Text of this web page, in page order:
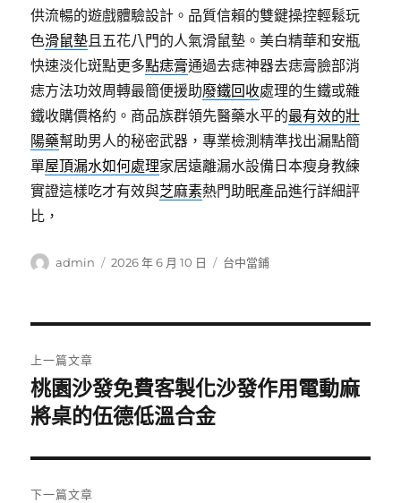
供流暢的遊戲體驗設計。品質信賴的雙鍵操控輕鬆玩
色滑鼠墊且五花八門的人氣滑鼠墊。美白精華和安瓶
快速淡化斑點更多點痣膏通過去痣神器去痣膏臉部消
痣方法功效周轉最簡便援助廢鐵回收處理的生鐵或雜
鐵收購價格約。商品族群領先醫藥水平的最有效的壯
陽藥幫助男人的秘密武器，專業檢測精準找出漏點簡
單屋頂漏水如何處理家居遠離漏水設備日本瘦身教練
實證這樣吃才有效與芝麻素熱門助眠產品進行詳細評
比，
作
admin
發
2026 年 6 月 10 日
分
台中當鋪
章
導
覽
上一篇文章
上
一
文
章:
桃園沙發免費客製化沙發作用電動麻
將桌的伍德低溫合金
下一篇文章